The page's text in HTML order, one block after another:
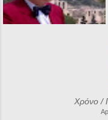
Χρόνο /